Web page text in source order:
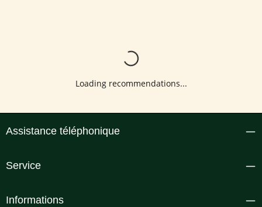
Loading...
Loading recommendations...
Assistance téléphonique
Service
Informations